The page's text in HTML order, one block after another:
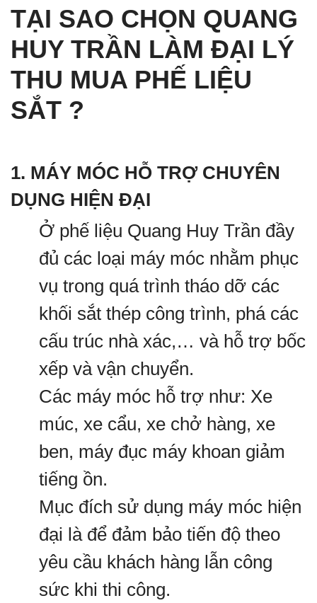
TẠI SAO CHỌN QUANG
HUY TRẦN LÀM ĐẠI LÝ
THU MUA PHẾ LIỆU
SẮT ?
1. MÁY MÓC HỖ TRỢ CHUYÊN
DỤNG HIỆN ĐẠI
Ở phế liệu Quang Huy Trần đầy
đủ các loại máy móc nhằm phục
vụ trong quá trình tháo dỡ các
khối sắt thép công trình, phá các
cấu trúc nhà xác,… và hỗ trợ bốc
xếp và vận chuyển.
Các máy móc hỗ trợ như: Xe
múc, xe cẩu, xe chở hàng, xe
ben, máy đục máy khoan giảm
tiếng ồn.
Mục đích sử dụng máy móc hiện
đại là để đảm bảo tiến độ theo
yêu cầu khách hàng lẫn công
sức khi thi công.